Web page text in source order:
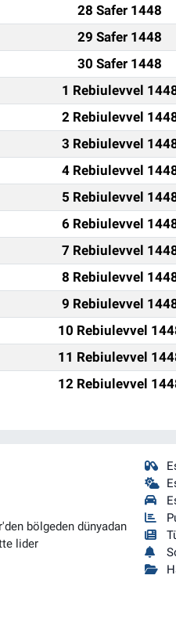
28 Safer 1448
29 Safer 1448
30 Safer 1448
1 Rebiulevvel
2 Rebiulevvel
3 Rebiulevvel
4 Rebiulevvel
5 Rebiulevvel
6 Rebiulevvel
7 Rebiulevvel
8 Rebiulevvel
9 Rebiulevvel
10 Rebiulevvel
11 Rebiulevvel
12 Rebiulevvel
bölgeden dünyadan
lider